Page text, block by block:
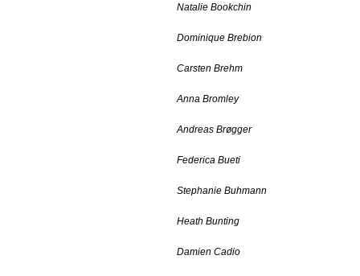
Natalie Bookchin
Dominique Brebion
Carsten Brehm
Anna Bromley
Andreas Brøgger
Federica Bueti
Stephanie Buhmann
Heath Bunting
Damien Cadio